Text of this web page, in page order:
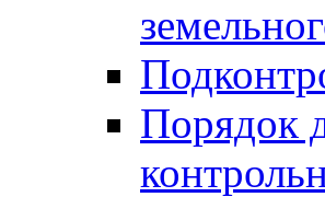
Порядок